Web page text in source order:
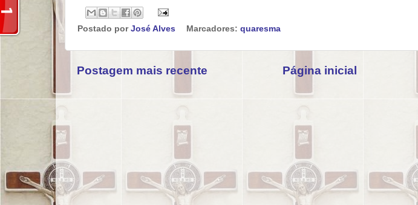
Postado por José Alves Marcadores: quaresma
Postagem mais recente Página inicial